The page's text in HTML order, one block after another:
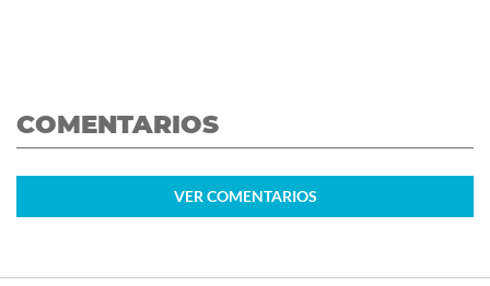
COMENTARIOS
VER COMENTARIOS